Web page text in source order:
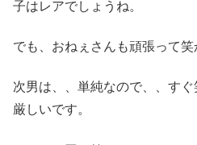
子はレアでしょうね。
でも、おねぇさんも頑張って笑
次男は、、単純なので、、す
厳しいです。